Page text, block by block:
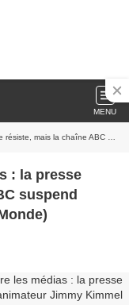
MENU
l’animateur Jimmy Kimmel (Le Monde)
: la presse
suspend